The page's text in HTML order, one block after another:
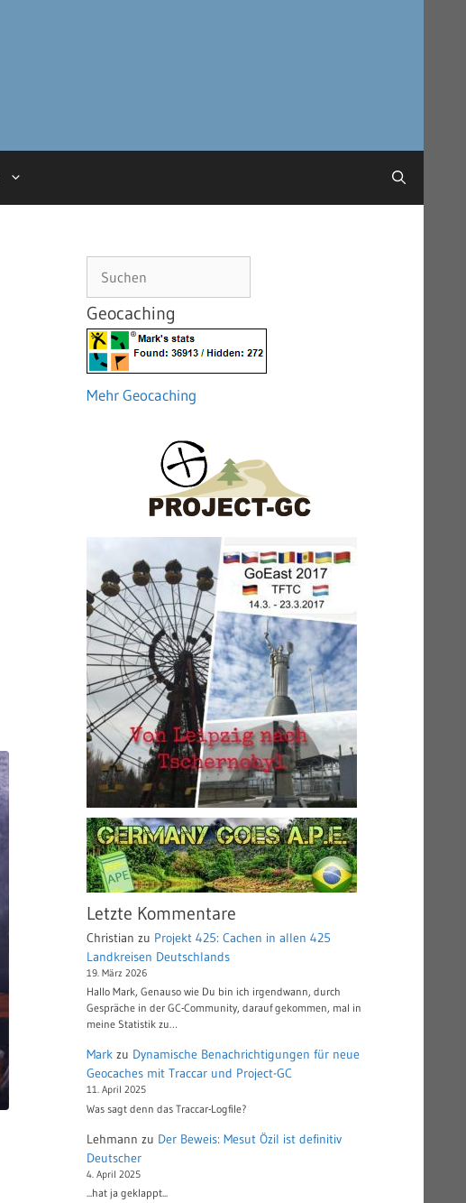
Geocaching
Mehr Geocaching
Letzte Kommentare
Christian zu Projekt 425: Cachen in allen 425
Landkreisen Deutschlands
19. März 2026
Hallo Mark, Genauso wie Du bin ich irgendwann, durch
Gespräche in der GC-Community, darauf gekommen, mal in
meine Statistik zu…
Mark zu Dynamische Benachrichtigungen für neue
Geocaches mit Traccar und Project-GC
11. April 2025
Was sagt denn das Traccar-Logfile?
Lehmann zu Der Beweis: Mesut Özil ist definitiv
Deutscher
4. April 2025
...hat ja geklappt...